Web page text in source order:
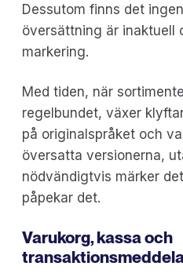
Dessutom finns det
översättning är inaktuell
markering.
Med tiden, när
regelbundet, växer
på originalspråket och
översatta versionerna,
nödvändigtvis märker
påpekar det.
Varukorg, kassa och